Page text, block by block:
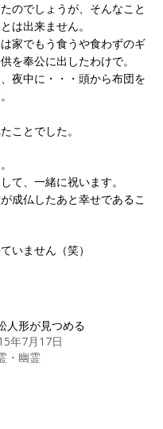
のでしょうが、そんなこと
は出来ません。
家でもう食うや食わずのギ
を奉公に出したわけで。
夜中に・・・頭から布団を
ことでした。
て、一緒に祝います。
成仏したあと幸せであるこ
いません（笑）
人形が見つめる
年7月17日
・幽霊